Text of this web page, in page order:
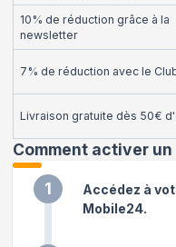
10% de réduction grâce à la
newsletter
7% de réduction avec le
Livraison gratuite dès 50€
Comment activer
1
Accédez à
Mobile24.